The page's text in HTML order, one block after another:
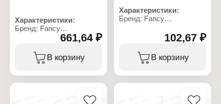
Характеристики:
Бренд: Fancy
Артикул: MMK0
Тип товара: Мягкая
игрушка
Модель: "Медведь Мика"
661,64 ₽
В корзину
Характеристики:
Бренд: Fancy
Тип товара: Мягкая
Модель: "Медведь"
Размер: 11 см
полотно, полиэфирное
волокно
102,67 ₽
В корзину